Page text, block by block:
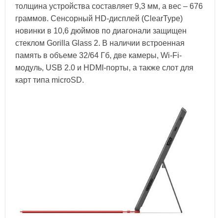
толщина устройства составляет 9,3 мм, а вес – 676
граммов. Сенсорный HD-дисплей (ClearType)
новинки в 10,6 дюймов по диагонали защищен
стеклом Gorilla Glass 2. В наличии встроенная
память в объеме 32/64 Гб, две камеры, Wi-Fi-
модуль, USB 2.0 и HDMI-порты, а также слот для
карт типа microSD.